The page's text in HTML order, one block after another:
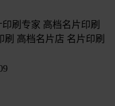
刷专家 高档名片印刷
刷 高档名片店 名片印刷